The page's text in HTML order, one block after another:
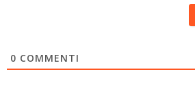
0 COMMENTI